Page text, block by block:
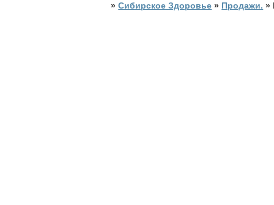
»Сибирское Здоровье » Продажи. »